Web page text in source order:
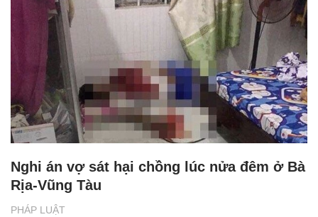
PHÁP LUẬT
Nghi án vợ sát hại chồng lúc nửa đêm ở Bà
Rịa-Vũng Tàu